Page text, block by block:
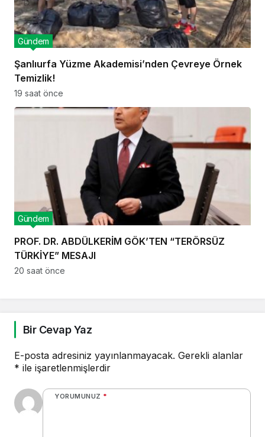
Şanlıurfa Yüzme Akademisi’nden Çevreye Örnek
Temizlik!
Gündem
19 saat önce
PROF. DR. ABDÜLKERİM GÖK’TEN “TERÖRSÜZ
TÜRKİYE” MESAJI
Gündem
20 saat önce
Bir Cevap Yaz
E-posta adresiniz yayınlanmayacak. Gerekli alanlar
* ile işaretlenmişlerdir
YORUMUNUZ *